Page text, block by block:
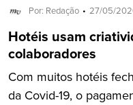
Por: Redação 27/05/
Hotéis usam
colaboradores
Com muitos hotéis
da Covid-19, o